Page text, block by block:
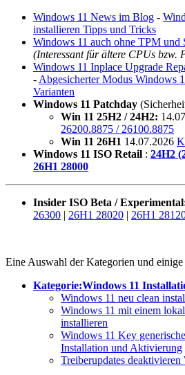
Windows 11 News im Blog -
installieren Tipps und Tricks
Windows 11 auch ohne TPM und
(Interessant für ältere CPUs bzw.
Windows 11 Inplace Upgrade
- Abgesicherter Modus Windows
Varianten
Windows 11 Patchday
Win 11 25H2 / 24H2:
26200.8875 / 26100.8875
Win 11 26H1 14.07.2026
Windows 11 ISO Retail : 24H2
26H1 28000
Insider ISO Beta /
26300 | 26H1 28020 | 26H1
Eine Auswahl der Kategorien und
Kategorie:Windows 11
Windows 11 neu clean
Windows 11 mit einem
installieren
Windows 11 Key
Installation und Aktivierung
Treiberupdates deaktivieren